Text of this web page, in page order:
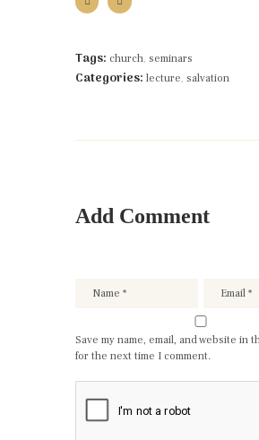
Tags: church, seminars
Categories: lecture, salvation
Add Comment
Save my name, email, and website in
for the next time I comment.